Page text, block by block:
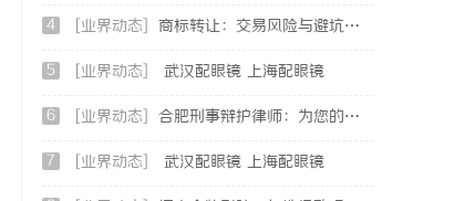
4 [业界动态] 商标转让：交易风险与避坑指南
5 [业界动态] 武汉配眼镜 上海配眼镜
6 [业界动态] 合肥刑事辩护律师：为您的权益保驾护航
7 [业界动态] 武汉配眼镜 上海配眼镜